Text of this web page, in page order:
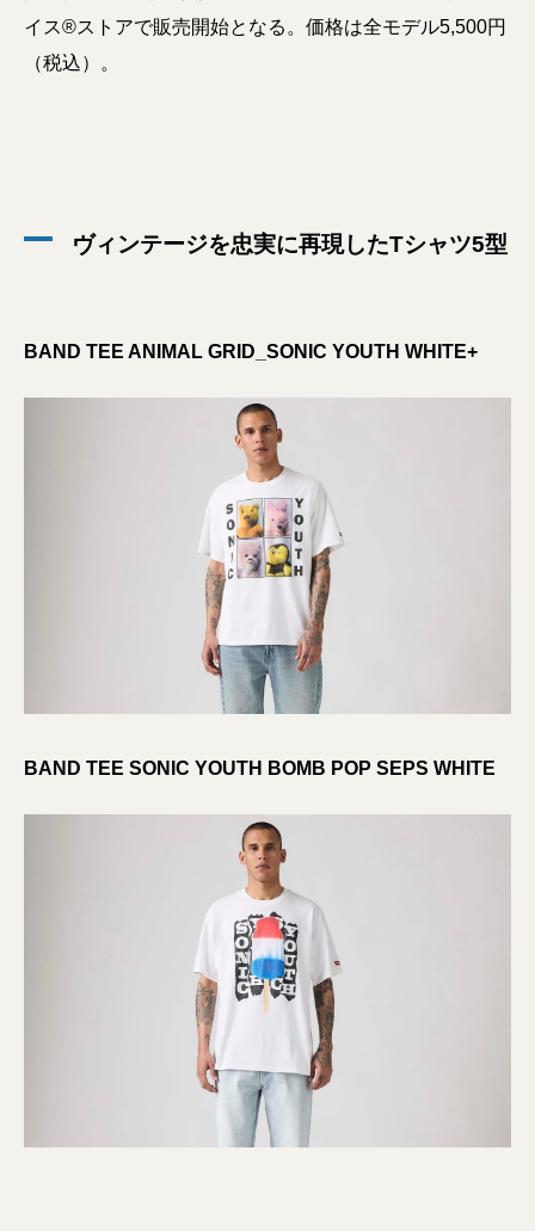
イス®ストアで販売開始となる。価格は全モデル5,500円
（税込）。
ヴィンテージを忠実に再現したTシャツ5型
BAND TEE ANIMAL GRID_SONIC YOUTH WHITE+
BAND TEE SONIC YOUTH BOMB POP SEPS WHITE